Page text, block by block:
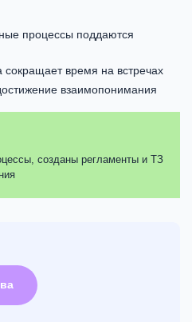
процессы поддаются
сокращает время на встречах
взаимопонимания
созданы регламенты и ТЗ